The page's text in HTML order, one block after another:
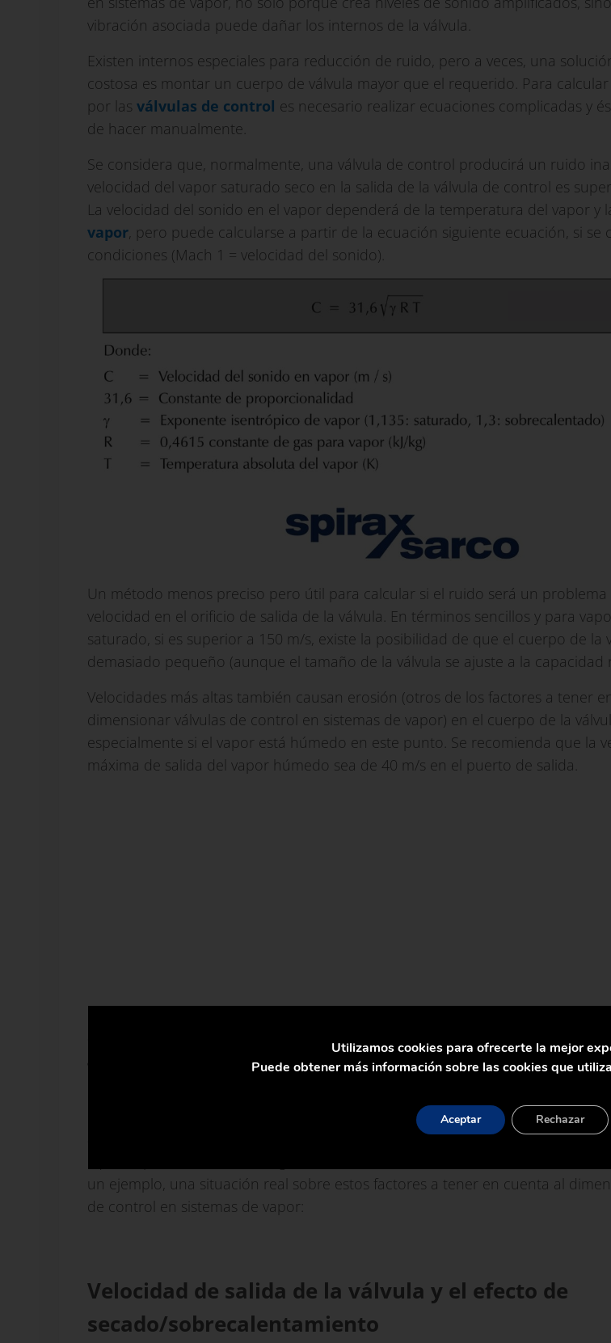
vibración asociada puede dañar los internos de la válvula.
Existen internos especiales para reducción de ruido, pero a veces, una
costosa es montar un cuerpo de válvula mayor que el requerido. Para
por las válvulas de control es necesario realizar ecuaciones complicadas y
de hacer manualmente.
Se considera que, normalmente, una válvula de control producirá un ruido
velocidad del vapor saturado seco en la salida de la válvula de control es
La velocidad del sonido en el vapor dependerá de la temperatura del vapor y
vapor, pero puede calcularse a partir de la ecuación siguiente ecuación, si se
condiciones (Mach 1 = velocidad del sonido).
Un método menos preciso pero útil para calcular si el ruido será un problema
velocidad en el orificio de salida de la válvula. En términos sencillos y para
saturado, si es superior a 150 m/s, existe la posibilidad de que el cuerpo de la
demasiado pequeño (aunque el tamaño de la válvula se ajuste a la capacidad
Velocidades más altas también causan erosión (otros de los factores a tener
dimensionar válvulas de control en sistemas de vapor) en el cuerpo de la
especialmente si el vapor está húmedo en este punto. Se recomienda que la
máxima de salida del vapor húmedo sea de 40 m/s en el puerto de salida.
Otro resultado de la caída de presión de vapor a través de una válvula de
grandes grados de sobrecalentamiento suelen ser indeseables en los
Sin embargo, se puede permitir que las velocidades de vapor sobrecalentado
alcancen 0,5 Mach en el orificio de salida; mientras que, en el otro extremo de
un ejemplo, una situación real sobre estos factores a tener en cuenta al
de control en sistemas de vapor:
Velocidad de salida de la válvula y el efecto de
secado/sobrecalentamiento
Utilizamos cookies para ofrecerte la mejor
Puede obtener más información sobre las cookies que
Aceptar Rechazar